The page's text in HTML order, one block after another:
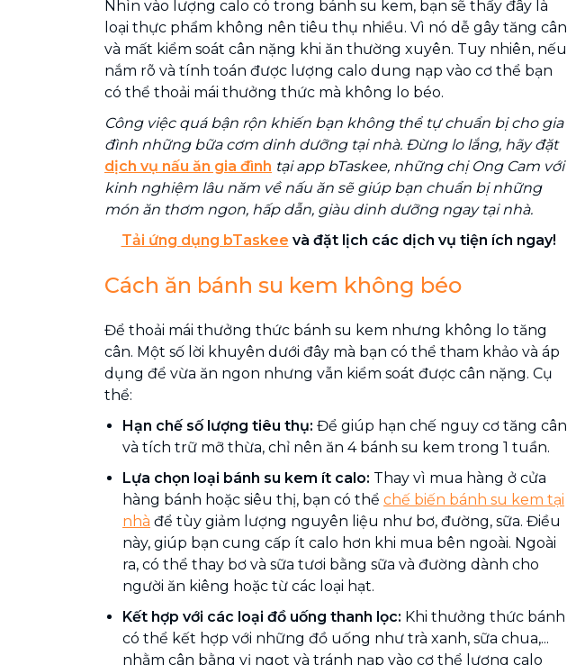
Nhìn vào lượng calo có trong bánh su kem, bạn sẽ thấy đây là
loại thực phẩm không nên tiêu thụ nhiều. Vì nó dễ gây tăng cân
và mất kiểm soát cân nặng khi ăn thường xuyên. Tuy nhiên, nếu
nắm rõ và tính toán được lượng calo dung nạp vào cơ thể bạn
có thể thoải mái thưởng thức mà không lo béo.
Công việc quá bận rộn khiến bạn không thể tự chuẩn bị cho gia
đình những bữa cơm dinh dưỡng tại nhà. Đừng lo lắng, hãy đặt
dịch vụ nấu ăn gia đình tại app bTaskee, những chị Ong Cam với
kinh nghiệm lâu năm về nấu ăn sẽ giúp bạn chuẩn bị những
món ăn thơm ngon, hấp dẫn, giàu dinh dưỡng ngay tại nhà.
Tải ứng dụng bTaskee và đặt lịch các dịch vụ tiện ích ngay!
Cách ăn bánh su kem không béo
Để thoải mái thưởng thức bánh su kem nhưng không lo tăng
cân. Một số lời khuyên dưới đây mà bạn có thể tham khảo và áp
dụng để vừa ăn ngon nhưng vẫn kiểm soát được cân nặng. Cụ
thể:
Hạn chế số lượng tiêu thụ: Để giúp hạn chế nguy cơ tăng cân
và tích trữ mỡ thừa, chỉ nên ăn 4 bánh su kem trong 1 tuần.
Lựa chọn loại bánh su kem ít calo: Thay vì mua hàng ở cửa
hàng bánh hoặc siêu thị, bạn có thể chế biến bánh su kem tại
nhà để tùy giảm lượng nguyên liệu như bơ, đường, sữa. Điều
này, giúp bạn cung cấp ít calo hơn khi mua bên ngoài. Ngoài
ra, có thể thay bơ và sữa tươi bằng sữa và đường dành cho
người ăn kiêng hoặc từ các loại hạt.
Kết hợp với các loại đồ uống thanh lọc: Khi thưởng thức bánh
có thể kết hợp với những đồ uống như trà xanh, sữa chua,...
nhằm cân bằng vị ngọt và tránh nạp vào cơ thể lượng calo